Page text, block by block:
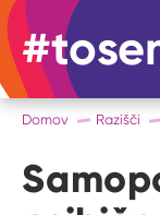
Domov Razišči